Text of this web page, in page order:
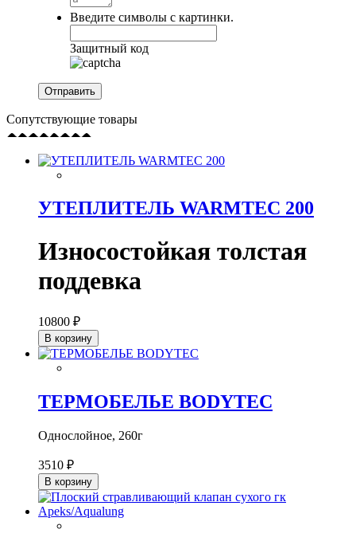
Введите символы с картинки.
Защитный код
Сопутствующие товары
УТЕПЛИТЕЛЬ WARMTEC 200
Износостойкая толстая
поддевка
10800 ₽
В корзину
ТЕРМОБЕЛЬЕ BODYTEC
Однослойное, 260г
3510 ₽
В корзину